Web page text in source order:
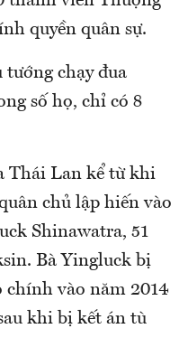
quyền quân sự.
tướng chạy đua
số họ, chỉ có 8
Thái Lan kể từ khi
chủ lập hiến vào
Shinawatra, 51
Bà Yingluck bị
vào năm 2014
khi bị kết án tù